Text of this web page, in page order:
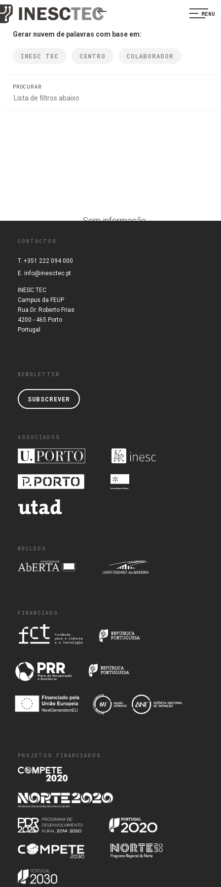
MENU
Gerar nuvem de palavras com base em:
INESC TEC CENTRO COLABORADOR
PROCURAR
Sem informação
CONTACTOS
T. +351 222 094 000
E. info@inesctec.pt
INESC TEC
Campus da FEUP
Rua Dr. Roberto Frias
4200 - 465 Porto
Portugal
NEWSLETTER
SUBSCREVER
ASSOCIADOS
NÚCLEOS
FINANCIADO
PROJETOS FINANCIADOS